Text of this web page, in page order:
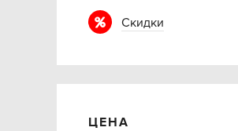
Скидки
ЦЕНА